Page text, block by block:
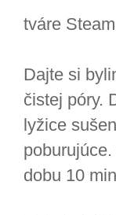
tváre
Dajte si
čistej póry.
lyžice
dobu 10